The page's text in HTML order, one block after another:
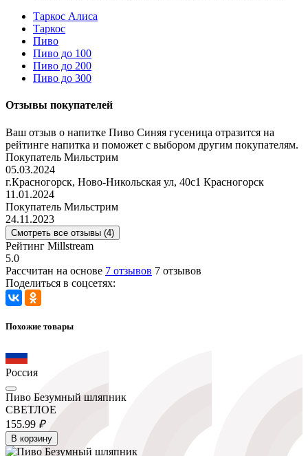
Таркос Алиса
Таркос
Пиво
Пиво до 100
Пиво до 200
Пиво до 300
Отзывы покупателей
Ваш отзыв о напитке Пиво Синяя гусеница отразится на
рейтинге напитка и поможет с выбором другим покупателям.
Покупатель Мильстрим
05.03.2024
г.Красногорск, Ново-Никольская ул, 40с1 Красногорск
11.01.2024
Покупатель Мильстрим
24.11.2023
Смотреть все отзывы (4)
Рейтинг Millstream
5.0
Рассчитан на основе 7 отзывов 7 отзывов
Поделиться в соцсетях:
Похожие товары
Россия
Пиво Безумный шляпник
СВЕТЛОЕ
155.99 ₽
В корзину